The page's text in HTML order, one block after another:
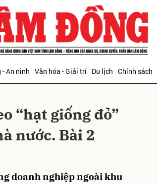
- An ninh Văn hóa - Giải trí Du lịch Chính sách
“hạt giống đỏ”
nước. Bài 2
doanh nghiệp ngoài khu